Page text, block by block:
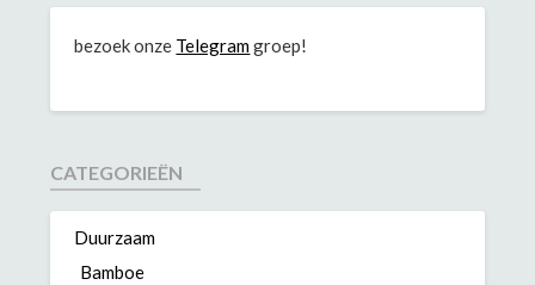
bezoek onze Telegramgroep!
CATEGORIEËN
Duurzaam
Bamboe